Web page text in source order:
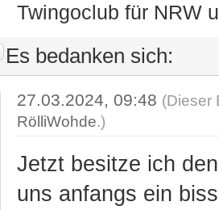
Twingoclub für NRW
Es bedanken sich:
27.03.2024, 09:48 (Dieser
RölliWohde.)
Jetzt besitze ich
uns anfangs ein